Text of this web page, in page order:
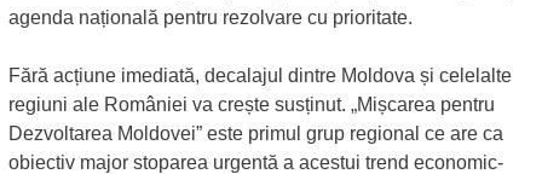
agenda națională pentru rezolvare cu prioritate.
Fără acțiune imediată, decalajul dintre Moldova și celelalte
regiuni ale României va crește susținut. „Mișcarea pentru
Dezvoltarea Moldovei” este primul grup regional ce are ca
obiectiv major stoparea urgentă a acestui trend economic-